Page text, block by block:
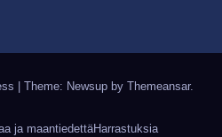
Theme: Newsup by Themeansar.
ja maantiedettäHarrastuksia